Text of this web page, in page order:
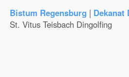
Bistum Regensburg | Dekanat
St. Vitus Teisbach Dingolfing